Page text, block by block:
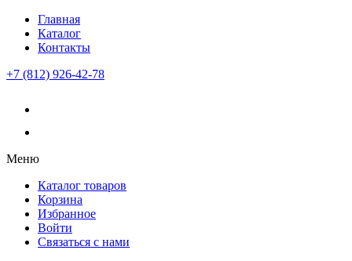
Главная
Каталог
Контакты
+7 (812) 926-42-78
Меню
Каталог товаров
Корзина
Избранное
Войти
Связаться с нами